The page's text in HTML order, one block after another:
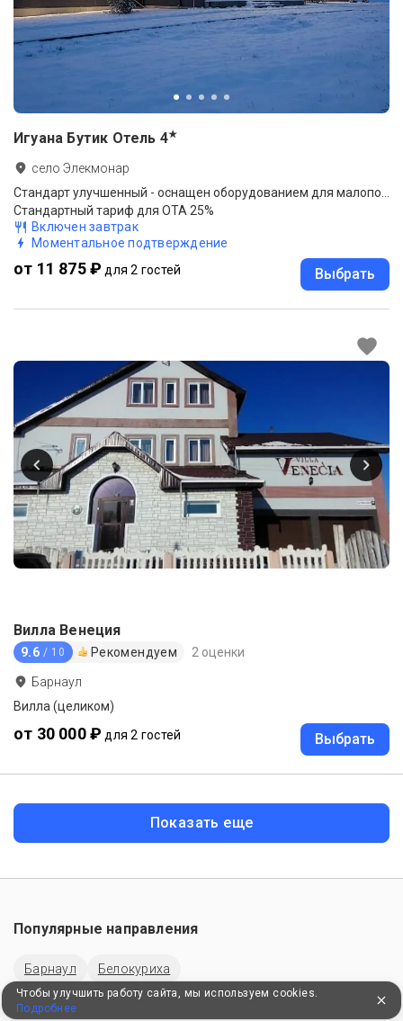
Игуана Бутик Отель 4★
село Элекмонар
Стандартный тариф для ОТА 25%
Включен завтрак
Моментальное подтверждение
от 11 875 ₽ для 2 гостей Выбрать
Вилла Венеция
9.6 / 10 Рекомендуем 2 оценки
Барнаул
Вилла (целиком)
от 30 000 ₽ для 2 гостей Выбрать
Показать еще
Популярные направления
Барнаул Белокуриха
Чтобы улучшить работу сайта, мы используем cookies.
Подробнее